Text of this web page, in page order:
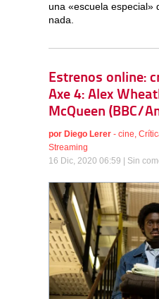
una «escuela especial»
nada.
Estrenos online:
Axe 4: Alex
McQueen (BBC/
por Diego Lerer - cine,
Streaming
16 Dic, 2020 06:59 | Sin